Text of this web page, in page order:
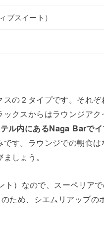
ブスイート）
の２タイプです。それ
クスからはラウンジア
ル内にあるNaga Barで
です。ラウンジでの朝食
しょう。
）なので、スーペリア
ため、シエムリアップ